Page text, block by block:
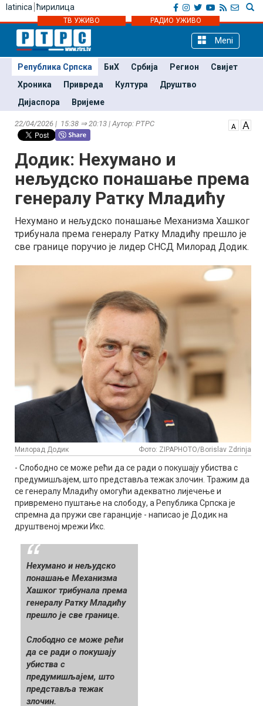
latinica ћирилица
ТВ УЖИВО РАДИО УЖИВО
Meni
Република Српска БиХ Србија Регион
Свијет
Хроника
Привреда Култура
Друштво
Дијаспора
Вријеме
22/04/2026 | 15:38 ⇒ 20:13 | Аутор: РТРС
Додик: Нехумано и
нељудско понашање према
генералу Ратку Младићу
Нехумано и нељудско понашање Механизма Хашког
трибунала према генералу Ратку Младићу прешло је
све границе поручио је лидер СНСД Милорад Додик.
Милорад Додик Фото: ZIPAPHOTO/Borislav Zdrinja
- Слободно се може рећи да се ради о покушају убиства с
предумишљајем, што представља тежак злочин. Тражим да
се генералу Младићу омогући адекватно лијечење и
привремено пуштање на слободу, а Република Српска је
спремна да пружи све гаранције - написао је Додик на
друштвеној мрежи Икс.
Нехумано и нељудско
понашање Механизма
Хашког трибунала према
генералу Ратку Младићу
прешло је све границе.
Слободно се може рећи
да се ради о покушају
убиства с
предумишљајем, што
представља тежак
злочин.